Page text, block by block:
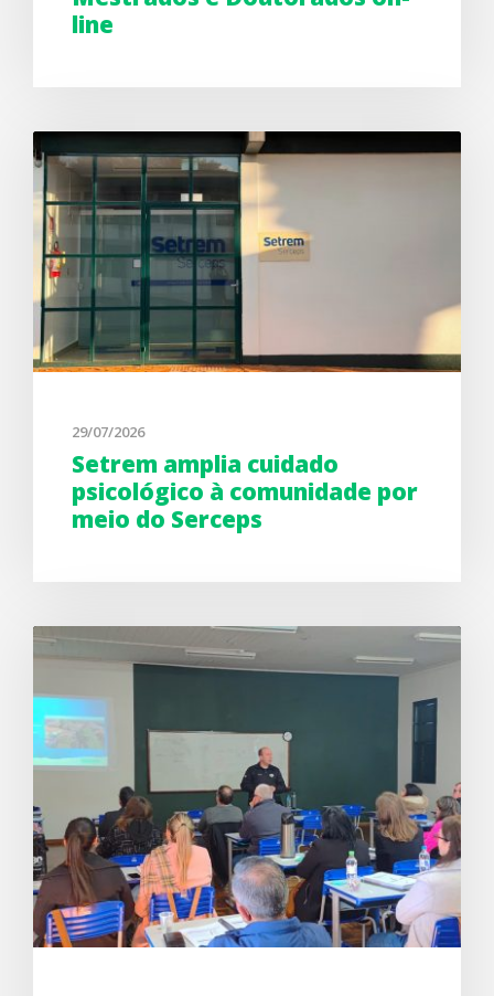
line
29/07/2026
Setrem amplia cuidado
psicológico à comunidade por
meio do Serceps